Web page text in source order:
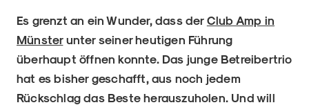
Es grenzt an ein Wunder, dass der Club Amp in
Münsterunter seiner heutigen Führung
überhaupt öffnen konnte. Das junge Betreibertrio
hat es bisher geschafft, aus noch jedem
Rückschlag das Beste herauszuholen. Und will